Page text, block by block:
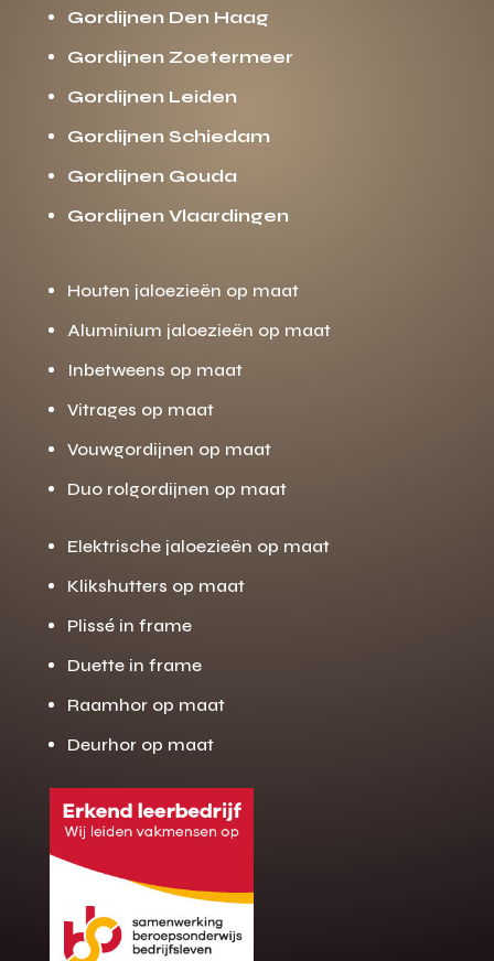
Gratis offerte
op maat?
Binnen 24 uur jouw gratis offerte
Gordijnen Den Haag
Gordijnen Zoetermeer
Gordijnen Leiden
Gordijnen Schiedam
Gordijnen Gouda
Gordijnen Vlaardingen
Houten jaloezieën op maat
Aluminium jaloezieën op maat
Inbetweens op maat
Vitrages op maat
Vouwgordijnen op maat
Duo rolgordijnen op maat
Elektrische jaloezieën op maat
Klikshutters op maat
Plissé in frame
Duette in frame
Raamhor op maat
Deurhor op maat